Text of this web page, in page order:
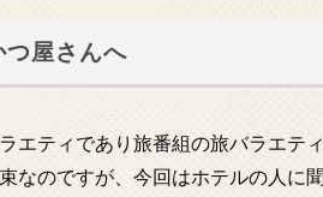
屋さんへ
エティであり旅番組の旅バラエテ
なのですが、今回はホテルの人に